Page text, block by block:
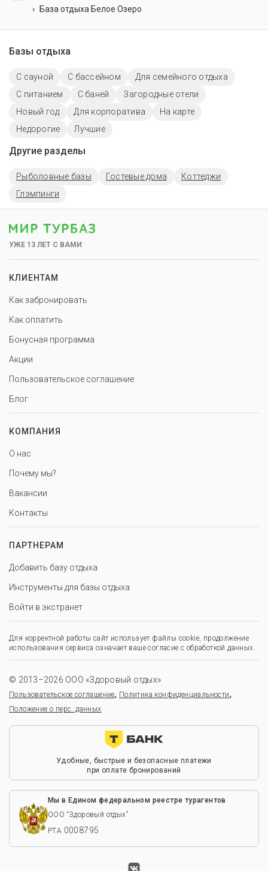
База отдыха Белое Озеро
Базы отдыха
С сауной С бассейном
Для семейного отдыха
С питанием
С баней
Загородные отели
Новый год
Для корпоратива
На карте
Недорогие
Лучшие
Другие разделы
Рыболовные базы Гостевые дома
Коттеджи
Глэмпинги
УЖЕ 13 ЛЕТ С ВАМИ
КЛИЕНТАМ
Как забронировать
Как оплатить
Бонусная программа
Акции
Пользовательское соглашение
Блог
КОМПАНИЯ
О нас
Почему мы?
Вакансии
Контакты
ПАРТНЕРАМ
Добавить базу отдыха
Инструменты для базы отдыха
Войти в экстранет
Для корректной работы сайт использует файлы cookie, продолжение
использования сервиса означает ваше согласие с обработкой данных.
© 2013–2026 ООО «Здоровый отдых»
Пользовательское соглашение, Политика конфиденциальности,
Положение о перс. данных
Удобные, быстрые и безопасные платежи
при оплате бронирований
Мы в Едином федеральном реестре турагентов
ООО “Здоровый отдых”
РТА 0008795